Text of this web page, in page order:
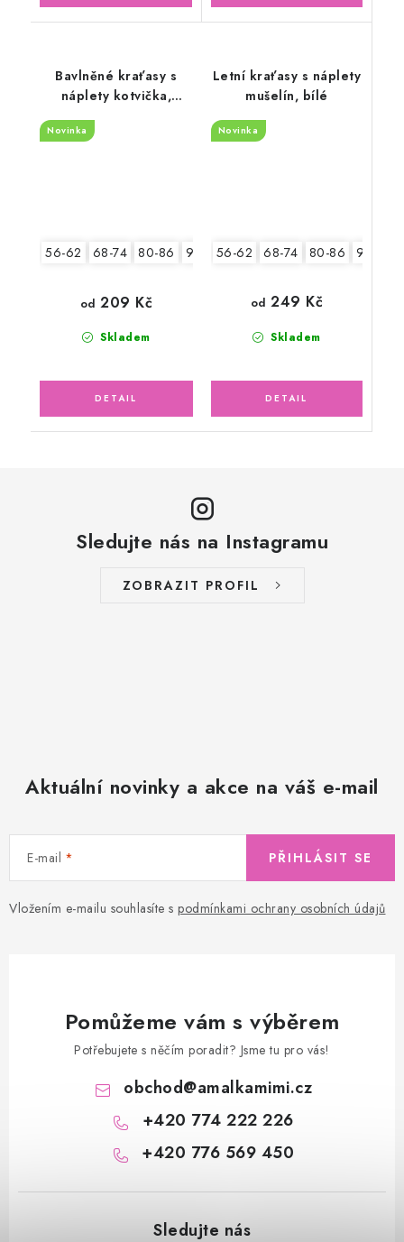
Bavlněné kraťasy s
náplety kotvička,
Novinka
56-62 68-74 80-86 92-98
Skladem
od 209 Kč
Letní kraťasy s náplety
mušelín, bílé
Novinka
56-62 68-74 80-86 92-98
Skladem
od 249 Kč
Sledujte nás na Instagramu
ZOBRAZIT PROFIL
Aktuální novinky a akce na váš e-mail
E-mail
Vložením e-mailu souhlasíte s podmínkami ochrany osobních údajů
PŘIHLÁSIT SE
Pomůžeme vám s výběrem
Potřebujete s něčím poradit? Jsme tu pro vás!
obchod@amalkamimi.cz
+420 774 222 226
+420 776 569 450